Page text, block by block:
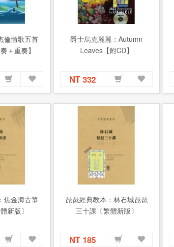
倫情歌五首
＋重奏】
爵士烏克麗麗：Autumn
Leaves【附CD】
NT 332
焦金海古箏
新版〕
琵琶經典教本：林石城琵琶
三十課〔繁體新版〕
NT 185